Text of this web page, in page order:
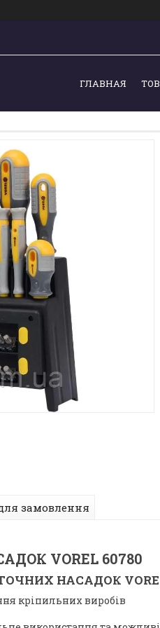
ГЛАВНАЯ
замовлення
VOREL 60780
НАСАДОК
кріпильних виробів